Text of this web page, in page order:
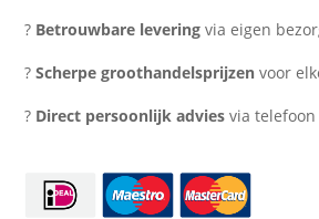
fuchsia
? Betrouwbare levering via eigen
?Scherpe groothandelsprijzen voor
? Direct persoonlijk advies via